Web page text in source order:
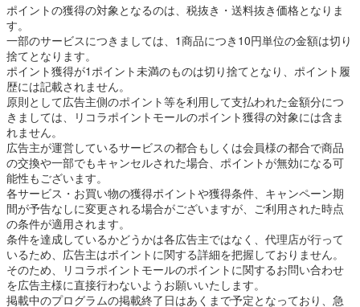
ポイントの獲得の対象となるのは、税抜き・送料抜き価格となりま
す。
一部のサービスにつきましては、1商品につき10円単位の金額は切り
捨てとなります。
ポイント獲得が1ポイント未満のものは切り捨てとなり、ポイント履
歴には記載されません。
原則として広告主側のポイント等を利用して支払われた金額分につ
きましては、リコラポイントモールのポイント獲得の対象には含ま
れません。
広告主が運営しているサービスの都合もしくは会員様の都合で商品
の交換や一部でもキャンセルされた場合、ポイントが無効になる可
能性もございます。
各サービス・お買い物の獲得ポイントや獲得条件、キャンペーン期
間が予告なしに変更される場合がございますが、ご利用された時点
の条件が適用されます。
条件を達成しているかどうかは各広告主ではなく、代理店が行って
いるため、広告主はポイントに関する詳細を把握しておりません。
そのため、リコラポイントモールのポイントに関するお問い合わせ
を広告主様に直接行わないようお願いいたします。
掲載中のプログラムの掲載終了日はあくまで予定となっており、急